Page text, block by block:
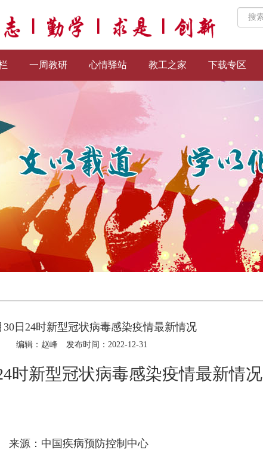
一周教研 心情驿站 教工之家 下载专区
30日24时新型冠状病毒感染疫情最新情况
编辑：赵峰 发布时间：2022-12-31
时新型冠状病毒感染疫情最新情况
来源：中国疾病预防控制中心